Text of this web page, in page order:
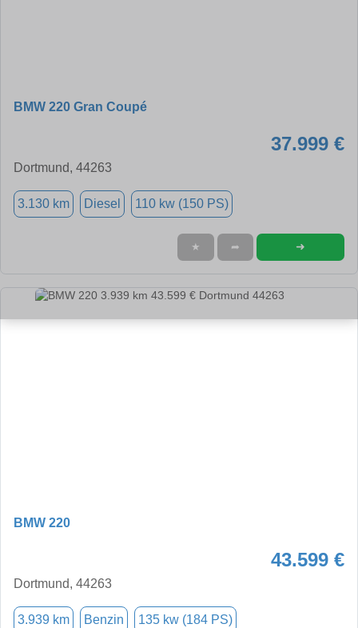
BMW 220 Gran Coupé
37.999 €
Dortmund, 44263
3.130 km Diesel 110 kw (150 PS)
★ ➦ ➜
BMW 220
43.599 €
Dortmund, 44263
3.939 km Benzin 135 kw (184 PS)